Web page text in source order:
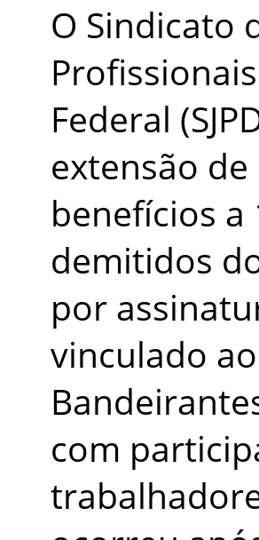
O Sindicato
Federal
extensão
benefícios
demitidos
por
vinculado
com